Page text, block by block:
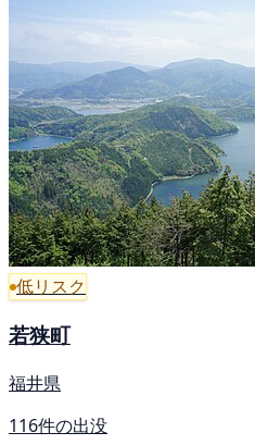
低リスク
若狭町
福井県
116件の出没